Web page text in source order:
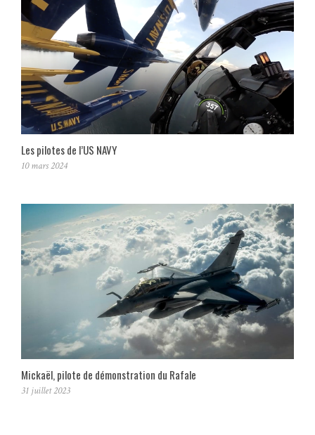
Les pilotes de l’US NAVY
10 mars 2024
Mickaël, pilote de démonstration du Rafale
31 juillet 2023